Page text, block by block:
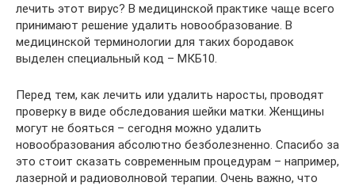
лечить этот вирус? В медицинской практике чаще всего
принимают решение удалить новообразование. В
медицинской терминологии для таких бородавок
выделен специальный код – МКБ10.
Перед тем, как лечить или удалить наросты, проводят
проверку в виде обследования шейки матки. Женщины
могут не бояться – сегодня можно удалить
новообразования абсолютно безболезненно. Спасибо за
это стоит сказать современным процедурам – например,
лазерной и радиоволновой терапии. Очень важно, что